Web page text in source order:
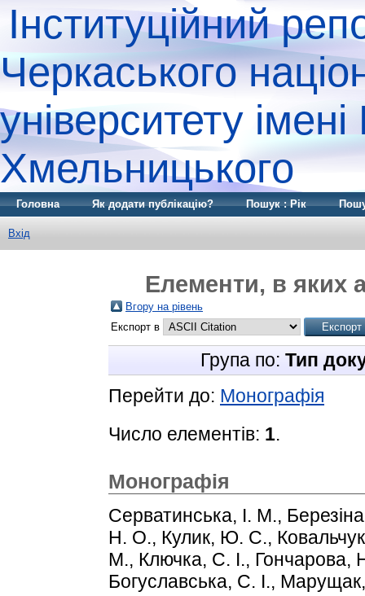
Інституційний
Черкаського
університету
Хмельницького
Головна Як додати публікацію? Пошук : Рік
Вхід
Елементи, в яких
Вгору на рівень
Експорт в
Група по: Тип
Перейти до: Монографія
Число елементів: 1.
Монографія
Серватинська, І. М.,
Н. О., Кулик, Ю. С.,
М., Ключка, С. І., Гончарова,
Богуславська, С. І.,